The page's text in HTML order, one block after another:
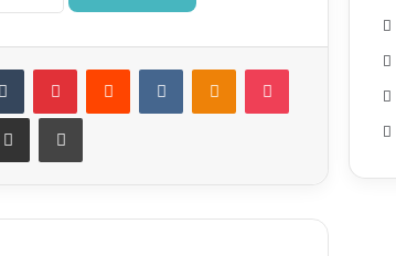
Tumblr PinterestReddit VKontakteOdnoklassniki
Pocket
Compartir por correo electrónicoImprimir